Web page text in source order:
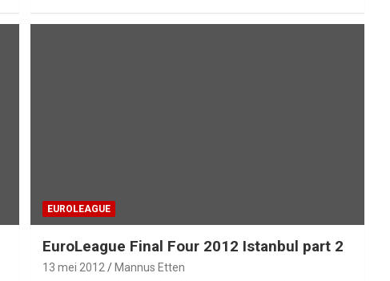
EUROLEAGUE
EuroLeague Final Four 2012 Istanbul part 2
13 mei 2012 Mannus Etten